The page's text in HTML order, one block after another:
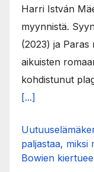
Harri István
myynnistä.
(2023) ja Paras
aikuisten
kohdistunut
[...]
paljastaa, miksi
Bowien